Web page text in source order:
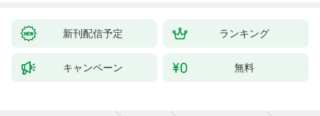
新刊配信予定 ランキング
キャンペーン 無料